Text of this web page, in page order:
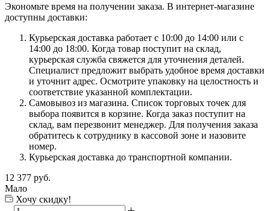
Экономьте время на получении заказа. В интернет-магазине
доступны доставки:
Курьерская доставка работает с 10:00 до 14:00 или с
14:00 до 18:00. Когда товар поступит на склад,
курьерская служба свяжется для уточнения деталей.
Специалист предложит выбрать удобное время доставки
и уточнит адрес. Осмотрите упаковку на целостность и
соответствие указанной комплектации.
Самовывоз из магазина. Список торговых точек для
выбора появится в корзине. Когда заказ поступит на
склад, вам перезвонит менеджер. Для получения заказа
обратитесь к сотруднику в кассовой зоне и назовите
номер.
Курьерская доставка до транспортной компании.
12 377 руб.
Мало
Хочу скидку!